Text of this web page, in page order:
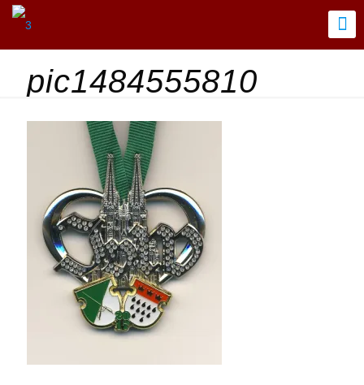
pic1484555810